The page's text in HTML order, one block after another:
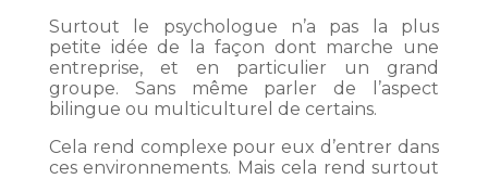
Surtout le psychologue n’a pas la plus
petite idée de la façon dont marche une
entreprise, et en particulier un grand
groupe. Sans même parler de l’aspect
bilingue ou multiculturel de certains.
Cela rend complexe pour eux d’entrer dans
ces environnements. Mais cela rend surtout